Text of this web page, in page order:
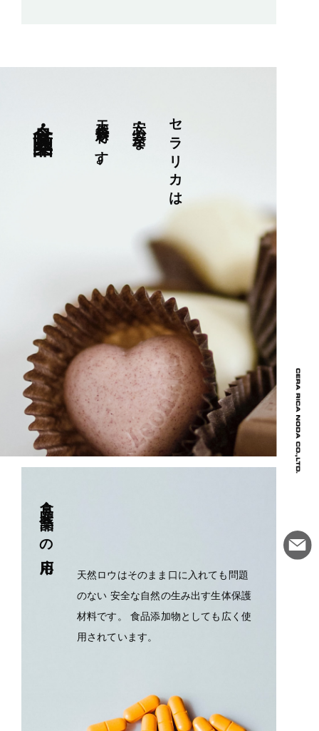
セラリカは
安心・安全な
天然素材です。
食品・医薬品への応用
天然ロウはそのまま口に入れても問題
のない 安全な自然の生み出す生体保護
材料です。 食品添加物としても広く使
用されています。